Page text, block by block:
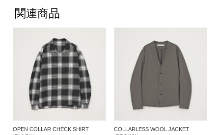
関連商品
OPEN COLLAR CHECK SHIRT
COLLARLESS WOOL JACKET